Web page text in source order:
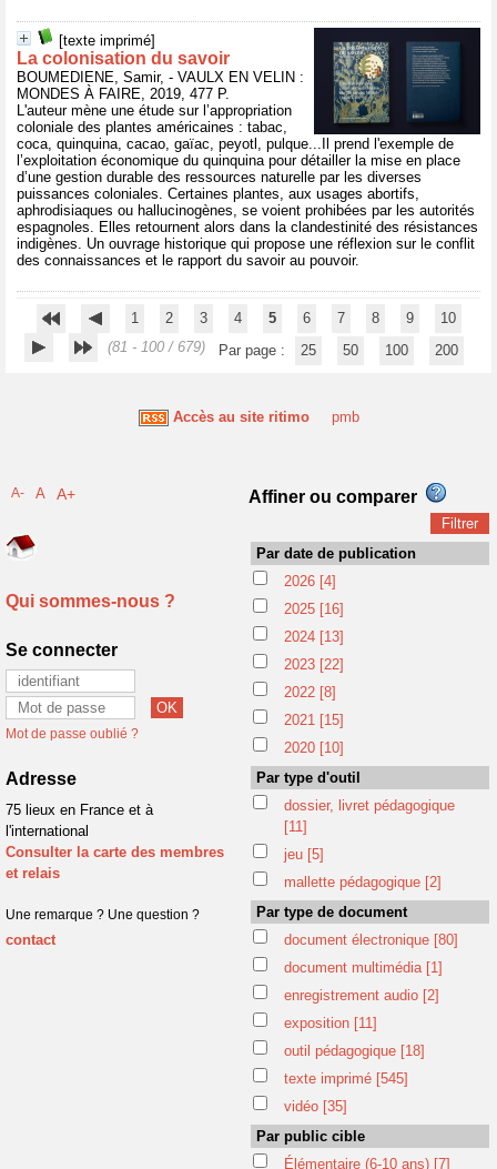
[texte imprimé]
La colonisation du savoir
BOUMEDIENE, Samir, - VAULX EN VELIN :
MONDES À FAIRE, 2019, 477 P.
L'auteur mène une étude sur l’appropriation
coloniale des plantes américaines : tabac,
coca, quinquina, cacao, gaïac, peyotl, pulque...Il prend l'exemple de
l’exploitation économique du quinquina pour détailler la mise en place
d’une gestion durable des ressources naturelle par les diverses
puissances coloniales. Certaines plantes, aux usages abortifs,
aphrodisiaques ou hallucinogènes, se voient prohibées par les autorités
espagnoles. Elles retournent alors dans la clandestinité des résistances
indigènes. Un ouvrage historique qui propose une réflexion sur le conflit
des connaissances et le rapport du savoir au pouvoir.
1 2 3 4 5 6 7 8 9
10
(81 - 100 / 679)
Par page : 25 50 100 200
Accès au site ritimo pmb
A- A A+
Qui sommes-nous ?
Se connecter
Mot de passe oublié ?
Adresse
75 lieux en France et à
l'international
Consulter la carte des membres
et relais
Une remarque ? Une question ?
contact
Affiner ou comparer
Par date de publication
2026 [4]
2025 [16]
2024 [13]
2023 [22]
2022 [8]
2021 [15]
2020 [10]
Par type d'outil
dossier, livret pédagogique
[11]
jeu [5]
mallette pédagogique [2]
Par type de document
document électronique [80]
document multimédia [1]
enregistrement audio [2]
exposition [11]
outil pédagogique [18]
texte imprimé [545]
vidéo [35]
Par public cible
Élémentaire (6-10 ans) [7]